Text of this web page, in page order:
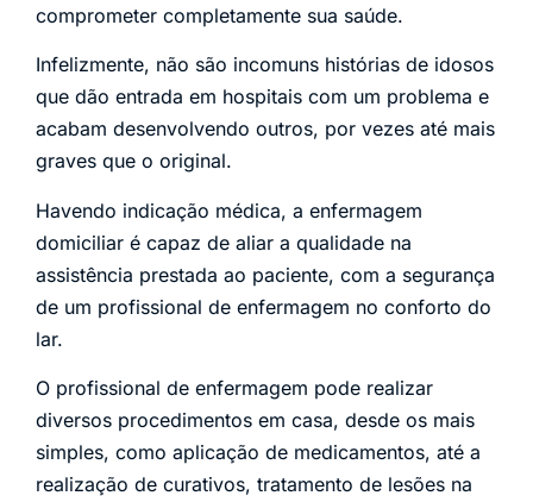
comprometer completamente sua saúde.
Infelizmente, não são incomuns histórias de idosos
que dão entrada em hospitais com um problema e
acabam desenvolvendo outros, por vezes até mais
graves que o original.
Havendo indicação médica, a enfermagem
domiciliar é capaz de aliar a qualidade na
assistência prestada ao paciente, com a segurança
de um profissional de enfermagem no conforto do
lar.
O profissional de enfermagem pode realizar
diversos procedimentos em casa, desde os mais
simples, como aplicação de medicamentos, até a
realização de curativos, tratamento de lesões na